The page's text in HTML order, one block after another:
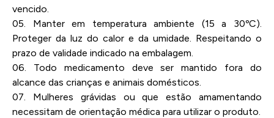
vencido.
05. Manter em temperatura ambiente (15 a 30ºC).
Proteger da luz do calor e da umidade. Respeitando o
prazo de validade indicado na embalagem.
06. Todo medicamento deve ser mantido fora do
alcance das crianças e animais domésticos.
07. Mulheres grávidas ou que estão amamentando
necessitam de orientação médica para utilizar o produto.